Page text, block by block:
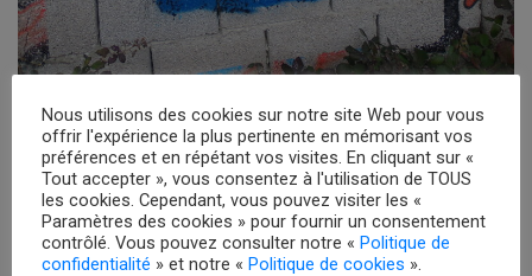
La femme masquée
Nous utilisons des cookies sur notre site Web pour vous
offrir l'expérience la plus pertinente en mémorisant vos
préférences et en répétant vos visites. En cliquant sur «
Tout accepter », vous consentez à l'utilisation de TOUS
les cookies. Cependant, vous pouvez visiter les «
Paramètres des cookies » pour fournir un consentement
contrôlé. Vous pouvez consulter notre « Politique de
confidentialité » et notre « Politique de cookies ».